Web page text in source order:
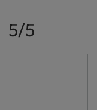
5/5